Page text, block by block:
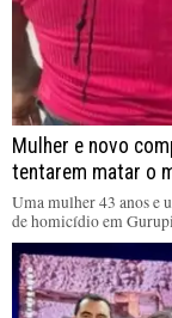
Mulher e novo
tentarem matar o
Uma mulher 43 anos e
de homicídio em